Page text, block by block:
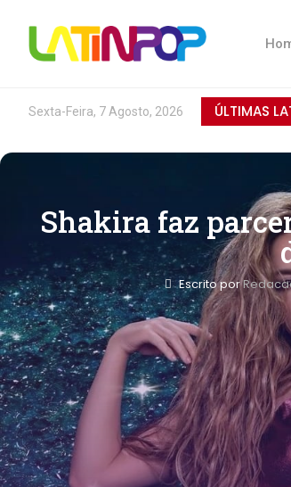
Sexta-Feira, 7 Agosto, 2026 ÚLTIMAS
Shakira faz
Escrito por